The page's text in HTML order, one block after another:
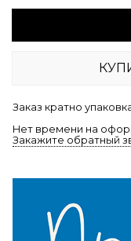
Заказ кратно
Нет времени на
Закажите обратный